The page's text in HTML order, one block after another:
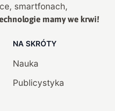
smartfonach,
mamy we krwi!
NA SKRÓTY
Nauka
Publicystyka